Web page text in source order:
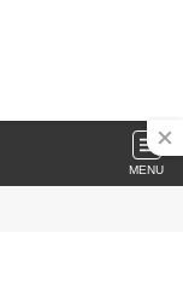
MENU